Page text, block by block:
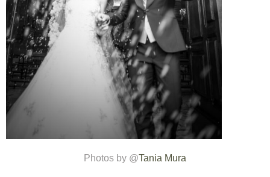
Photos by @Tania Mura